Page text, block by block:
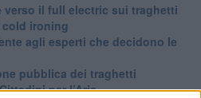
verso il full electric sui traghetti
cold ironing
agli esperti che decidono le
pubblica dei traghetti​
per l’Aria